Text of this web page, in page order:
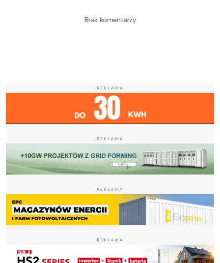
Brak komentarzy
REKLAMA
REKLAMA
REKLAMA
REKLAMA